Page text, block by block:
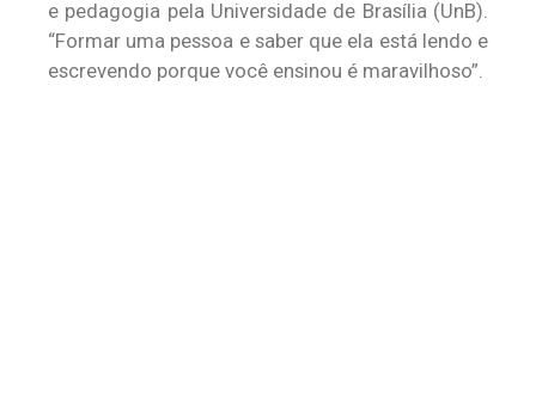
e pedagogia pela Universidade de Brasília (UnB).
“Formar uma pessoa e saber que ela está lendo e
escrevendo porque você ensinou é maravilhoso”.